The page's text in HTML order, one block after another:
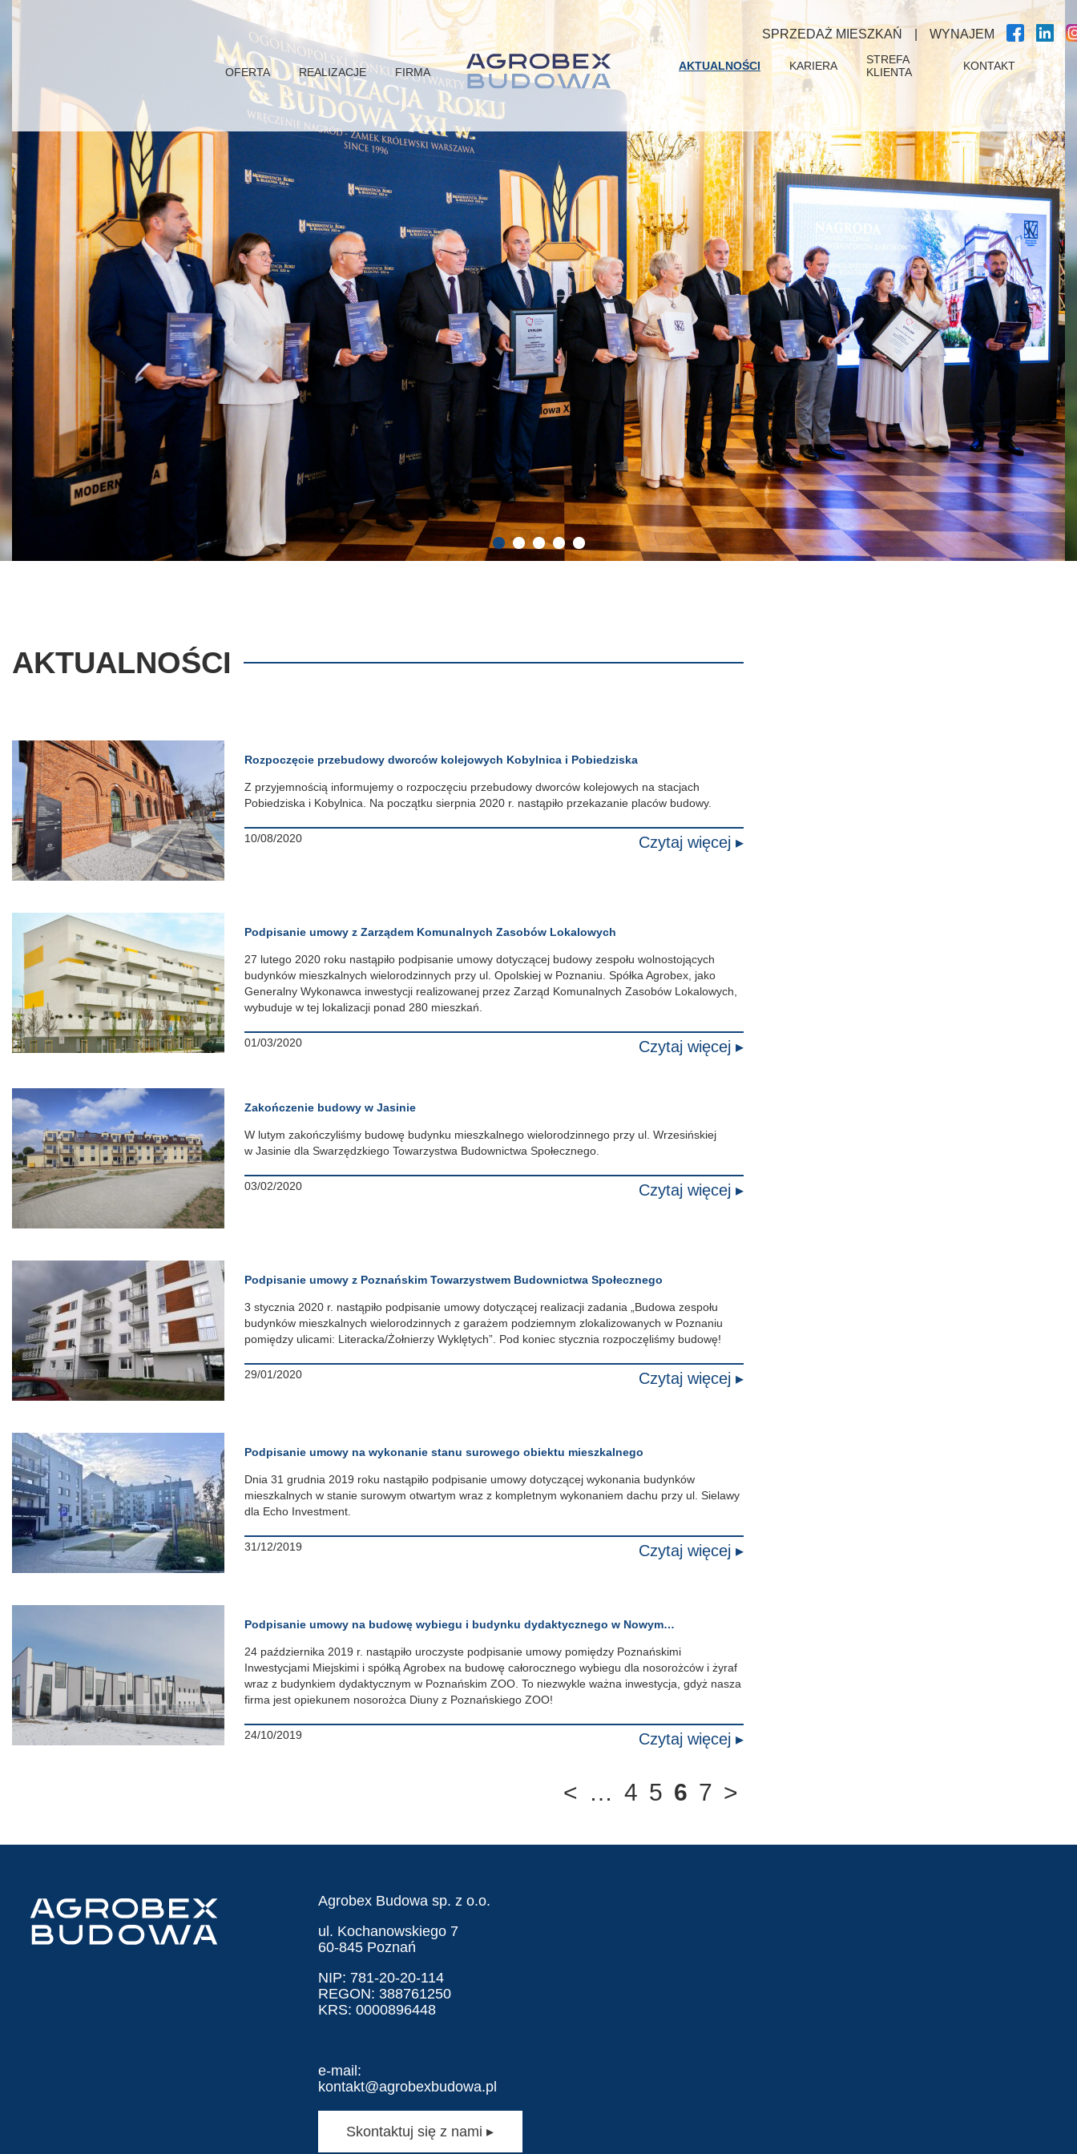
OFERTA REALIZACJE FIRMA AKTUALNOŚCI KARIERA
STREFA
KLIENTA
KONTAKT
SPRZEDAŻ MIESZKAŃ WYNAJEM
AKTUALNOŚCI
Rozpoczęcie przebudowy dworców kolejowych Kobylnica i Pobiedziska
Z przyjemnością informujemy o rozpoczęciu przebudowy dworców kolejowych na stacjach
Pobiedziska i Kobylnica. Na początku sierpnia 2020 r. nastąpiło przekazanie placów budowy.
10/08/2020 Czytaj więcej ▸
Podpisanie umowy z Zarządem Komunalnych Zasobów Lokalowych
27 lutego 2020 roku nastąpiło podpisanie umowy dotyczącej budowy zespołu wolnostojących
budynków mieszkalnych wielorodzinnych przy ul. Opolskiej w Poznaniu. Spółka Agrobex, jako
Generalny Wykonawca inwestycji realizowanej przez Zarząd Komunalnych Zasobów Lokalowych,
wybuduje w tej lokalizacji ponad 280 mieszkań.
01/03/2020 Czytaj więcej ▸
Zakończenie budowy w Jasinie
W lutym zakończyliśmy budowę budynku mieszkalnego wielorodzinnego przy ul. Wrzesińskiej
w Jasinie dla Swarzędzkiego Towarzystwa Budownictwa Społecznego.
03/02/2020 Czytaj więcej ▸
Podpisanie umowy z Poznańskim Towarzystwem Budownictwa Społecznego
3 stycznia 2020 r. nastąpiło podpisanie umowy dotyczącej realizacji zadania „Budowa zespołu
budynków mieszkalnych wielorodzinnych z garażem podziemnym zlokalizowanych w Poznaniu
pomiędzy ulicami: Literacka/Żołnierzy Wyklętych”. Pod koniec stycznia rozpoczęliśmy budowę!
29/01/2020 Czytaj więcej ▸
Podpisanie umowy na wykonanie stanu surowego obiektu mieszkalnego
Dnia 31 grudnia 2019 roku nastąpiło podpisanie umowy dotyczącej wykonania budynków
mieszkalnych w stanie surowym otwartym wraz z kompletnym wykonaniem dachu przy ul. Sielawy
dla Echo Investment.
31/12/2019 Czytaj więcej ▸
Podpisanie umowy na budowę wybiegu i budynku dydaktycznego w Nowym…
24 października 2019 r. nastąpiło uroczyste podpisanie umowy pomiędzy Poznańskimi
Inwestycjami Miejskimi i spółką Agrobex na budowę całorocznego wybiegu dla nosorożców i żyraf
wraz z budynkiem dydaktycznym w Poznańskim ZOO. To niezwykle ważna inwestycja, gdyż nasza
firma jest opiekunem nosorożca Diuny z Poznańskiego ZOO!
24/10/2019 Czytaj więcej ▸
< … 4 5 6 7 >
Agrobex Budowa sp. z o.o.
ul. Kochanowskiego 7
60-845 Poznań
NIP: 781-20-20-114
REGON: 388761250
KRS: 0000896448
e-mail:
kontakt@agrobexbudowa.pl
Skontaktuj się z nami ▸